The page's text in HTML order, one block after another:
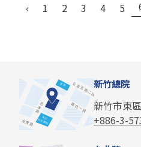
‹ 1 2 3 4 5
新竹總院
新竹市東
+886-3-